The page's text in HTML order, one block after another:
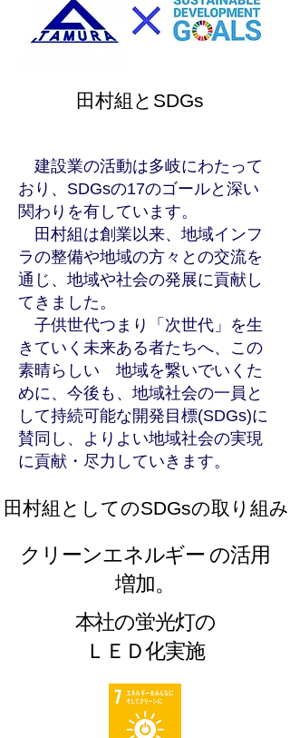
田村組とSDGs
建設業の活動は多岐にわたって
おり、SDGsの17のゴールと深い
関わりを有しています。
田村組は創業以来、地域インフ
ラの整備や地域の方々との交流を
通じ、地域や社会の発展に貢献し
てきました。
子供世代つまり「次世代」を生
きていく未来ある者たちへ、この
素晴らしい 地域を繋いでいくた
めに、今後も、地域社会の一員と
して持続可能な開発目標(SDGs)に
賛同し、よりよい地域社会の実現
に貢献・尽力していきます。
田村組としてのSDGsの取り組み
クリーンエネルギー の活用
増加。
本社の蛍光灯の
ＬＥＤ化実施